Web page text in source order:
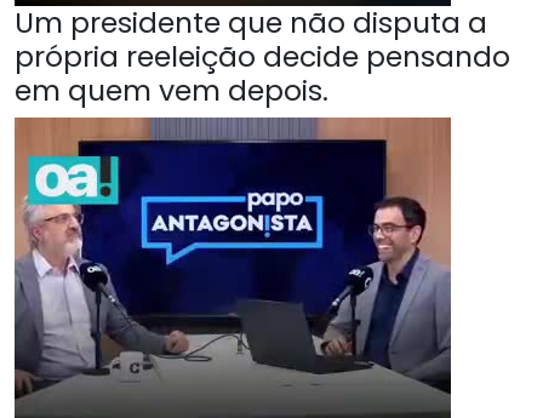
Um presidente que não disputa a
própria reeleição decide pensando
em quem vem depois.